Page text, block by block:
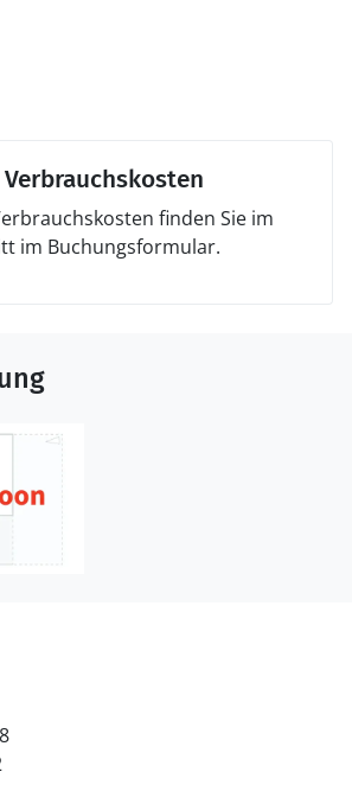
finden Sie im
im Buchungsformular.